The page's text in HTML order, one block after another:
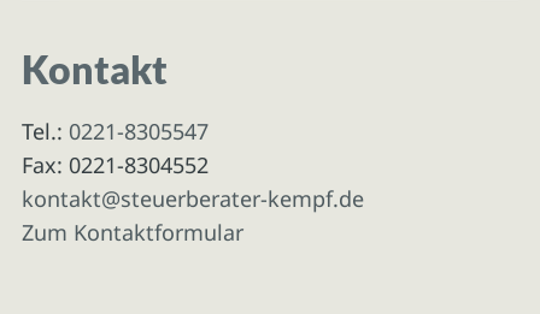
Kontakt
Tel.: 0221-8305547
Fax: 0221-8304552
kontakt@steuerberater-kempf.de
Zum Kontaktformular